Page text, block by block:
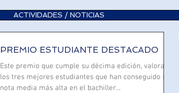
ACTIVIDADES / NOTICIAS
PREMIO ESTUDIANTE DESTACADO
Este premio que cumple su décima edición, valora a
los tres mejores estudiantes que han conseguido su
nota media más alta en el bachiller...